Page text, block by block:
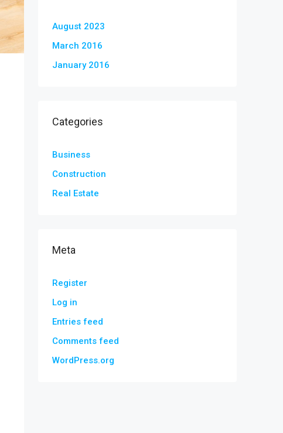
August 2023
March 2016
January 2016
Categories
Business
Construction
Real Estate
Meta
Register
Log in
Entries feed
Comments feed
WordPress.org